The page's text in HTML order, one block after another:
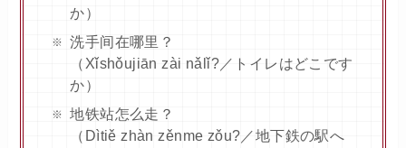
か）
洗手间在哪里？
（Xǐshǒujiān zài nǎlǐ?／トイレはどこです
か）
地铁站怎么走？
（Dìtiě zhàn zěnme zǒu?／地下鉄の駅へ